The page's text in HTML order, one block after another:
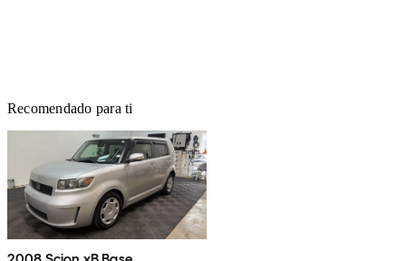
Recomendado para ti